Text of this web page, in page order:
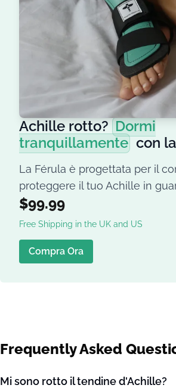
Achille rotto? Dormi
tranquillamente con
La Férula è progettata per il
proteggere il tuo Achille in
$99.99
Free Shipping in the UK and US
Compra Ora
Frequently Asked
Mi sono rotto il tendine d'Achille?